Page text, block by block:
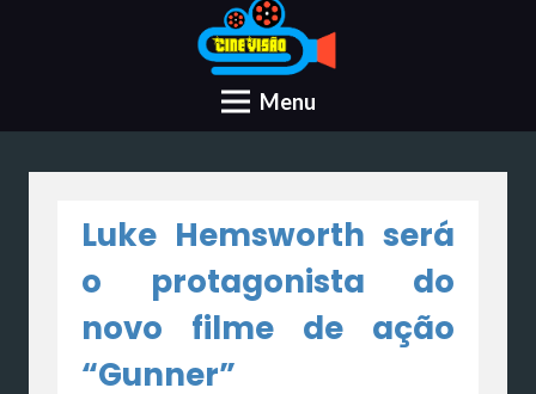
Menu
Luke Hemsworth será
o protagonista do
novo filme de ação
“Gunner”